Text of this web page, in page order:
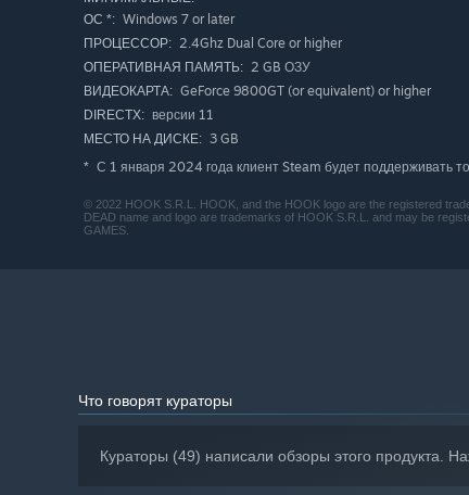
ОС *: Windows 7 or later
ПРОЦЕССОР: 2.4Ghz Dual Core or higher
ОПЕРАТИВНАЯ ПАМЯТЬ: 2 GB ОЗУ
ВИДЕОКАРТА: GeForce 9800GT (or equivalent) or higher
DIRECTX: версии 11
МЕСТО НА ДИСКЕ: 3 GB
* С 1 января 2024 года клиент Steam будет поддерживать
© 2022 HOOK S.R.L. HOOK, and the HOOK logo are the registered
DEAD name and logo are trademarks of HOOK S.R.L. and may be
GAMES.
Что говорят кураторы
Кураторы (49) написали обзоры этого продукта.